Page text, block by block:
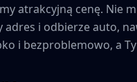
atrakcyjną cenę. Nie
i odbierze auto,
i bezproblemowo, a